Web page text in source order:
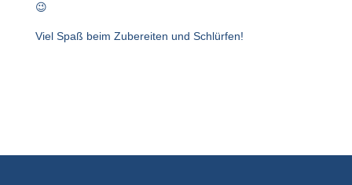
😉
Viel Spaß beim Zubereiten und Schlürfen!